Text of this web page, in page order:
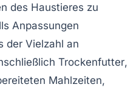
des Haustieres zu
Anpassungen
der Vielzahl an
Trockenfutter,
Mahlzeiten,